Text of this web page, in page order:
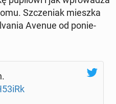
Szcze­niak mieszka
Avenue od po­nie­